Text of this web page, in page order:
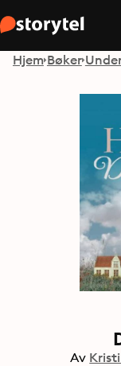
Hjem Bøker
Av